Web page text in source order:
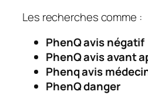
Les recherches comme :
PhenQ avis négatif
PhenQ avis avant
Phenq avis
PhenQ danger